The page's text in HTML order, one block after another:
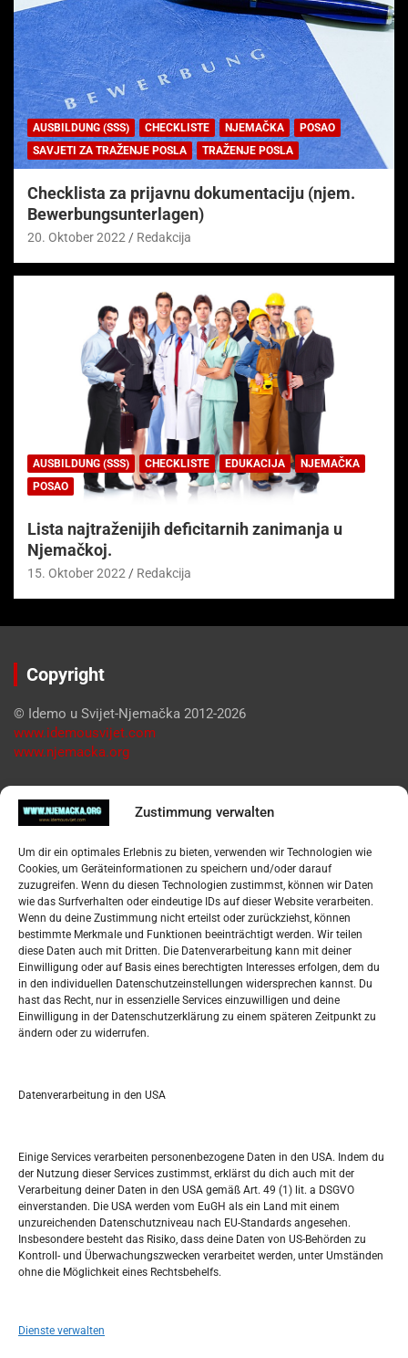
Zustimmung verwalten
Um dir ein optimales Erlebnis zu bieten, verwenden wir Technologien wie
Cookies, um Geräteinformationen zu speichern und/oder darauf
zuzugreifen. Wenn du diesen Technologien zustimmst, können wir Daten
wie das Surfverhalten oder eindeutige IDs auf dieser Website verarbeiten.
Wenn du deine Zustimmung nicht erteilst oder zurückziehst, können
bestimmte Merkmale und Funktionen beeinträchtigt werden. Wir teilen
diese Daten auch mit Dritten. Die Datenverarbeitung kann mit deiner
Einwilligung oder auf Basis eines berechtigten Interesses erfolgen, dem du
in den individuellen Datenschutzeinstellungen widersprechen kannst. Du
hast das Recht, nur in essenzielle Services einzuwilligen und deine
Einwilligung in der Datenschutzerklärung zu einem späteren Zeitpunkt zu
ändern oder zu widerrufen.
Datenverarbeitung in den USA
Einige Services verarbeiten personenbezogene Daten in den USA. Indem du
der Nutzung dieser Services zustimmst, erklärst du dich auch mit der
Verarbeitung deiner Daten in den USA gemäß Art. 49 (1) lit. a DSGVO
einverstanden. Die USA werden vom EuGH als ein Land mit einem
unzureichenden Datenschutzniveau nach EU-Standards angesehen.
Insbesondere besteht das Risiko, dass deine Daten von US-Behörden zu
Kontroll- und Überwachungszwecken verarbeitet werden, unter Umständen
ohne die Möglichkeit eines Rechtsbehelfs.
Dienste verwalten
AUSBILDUNG (SSS) CHECKLISTE NJEMAČKA
POSAO
SAVJETI ZA TRAŽENJE POSLA
TRAŽENJE POSLA
Checklista za prijavnu dokumentaciju (njem.
Bewerbungsunterlagen)
20. Oktober 2022 Redakcija
AUSBILDUNG (SSS) CHECKLISTE EDUKACIJA
NJEMAČKA
POSAO
Lista najtraženijih deficitarnih zanimanja u
Njemačkoj.
15. Oktober 2022 Redakcija
Copyright
© Idemo u Svijet-Njemačka 2012-2026
www.idemousvijet.com
www.njemacka.org
Pregled
Datenschutzerklärung
Widerufsbelehrung
Oglašavanje / Postavite svoj oglas
Tko je “Idemo u Svijet – Njemačka?
Pretražite stranicu:
S
FEBRUAR 2020
M D M D F S
1
3 4 5 6 7 8 9
18